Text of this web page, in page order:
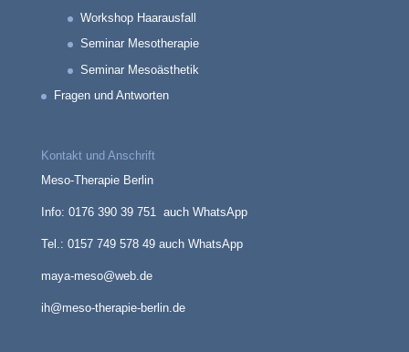
Workshop Haarausfall
Seminar Mesotherapie
Seminar Mesoästhetik
Fragen und Antworten
Kontakt und Anschrift
Meso-Therapie Berlin
Info: 0176 390 39 751 auch WhatsApp
Tel.: 0157 749 578 49 auch WhatsApp
maya-meso@web.de
ih@meso-therapie-berlin.de